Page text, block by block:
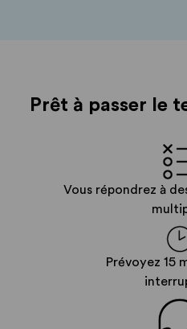
Prêt à passer le
Vous répondrez à
Prévoyez 15